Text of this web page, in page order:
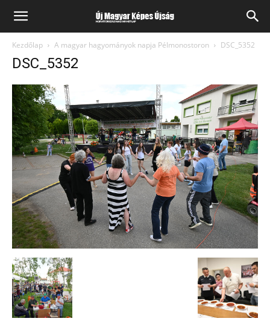
Kezdőlap A magyar hagyományok napja Pélmonostoron DSC_5352
DSC_5352